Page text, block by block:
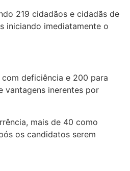
219 cidadãos e cidadãs de
iniciando imediatamente o
deficiência e 200 para
vantagens inerentes por
mais de 40 como
os candidatos serem